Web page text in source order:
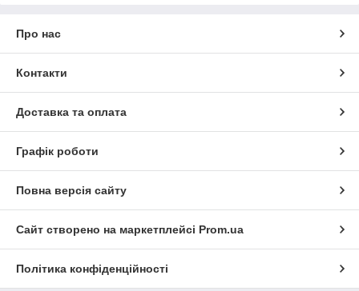
Про нас
Контакти
Доставка та оплата
Графік роботи
Повна версія сайту
Сайт створено на маркетплейсі Prom.ua
Політика конфіденційності